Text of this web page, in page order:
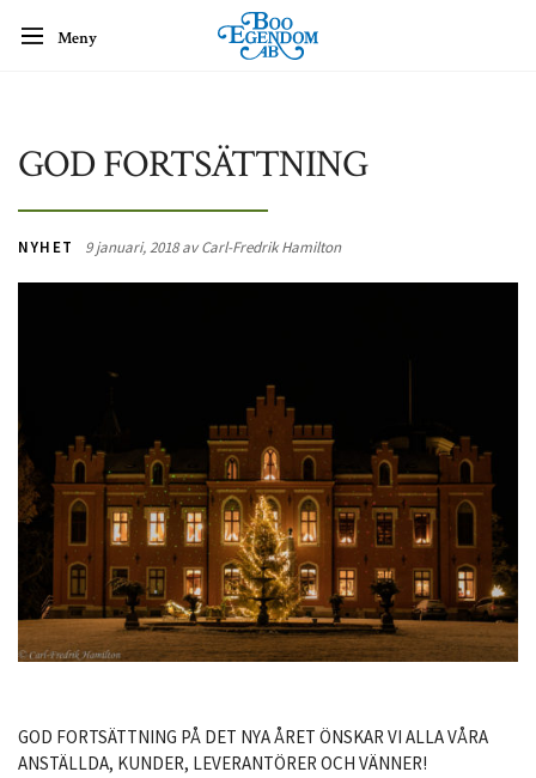
Meny
GOD FORTSÄTTNING
NYHET 9 januari, 2018 av Carl-Fredrik Hamilton
GOD FORTSÄTTNING PÅ DET NYA ÅRET ÖNSKAR VI ALLA VÅRA
ANSTÄLLDA, KUNDER, LEVERANTÖRER OCH VÄNNER!